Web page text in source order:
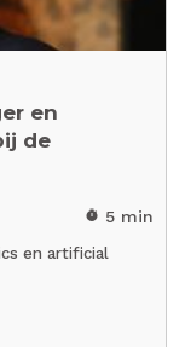
en
de
timer 5 min
en artificial